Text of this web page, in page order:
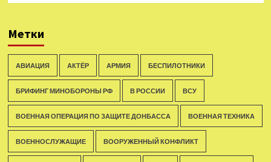
Метки
АВИАЦИЯ АКТЁР АРМИЯ БЕСПИЛОТНИКИ
БРИФИНГ МИНОБОРОНЫ РФ В РОССИИ ВСУ
ВОЕННАЯ ОПЕРАЦИЯ ПО ЗАЩИТЕ ДОНБАССА ВОЕННАЯ ТЕХНИКА
ВОЕННОСЛУЖАЩИЕ ВООРУЖЕННЫЙ КОНФЛИКТ